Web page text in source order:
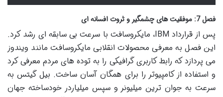
فصل 7: موفقیت های چشمگیر و ثروت افسانه ای
پس از قرارداد IBM، مایکروسافت با سرعت بی سابقه ای رشد کرد.
این فصل به معرفی محصولات انقلابی مایکروسافت مانند ویندوز
می پردازد که رابط کاربری گرافیکی را به توده های مردم معرفی کرد
و استفاده از کامپیوتر را برای همگان آسان ساخت. بیل گیتس به
سرعت به جوان ترین میلیونر و سپس میلیاردر خودساخته جهان